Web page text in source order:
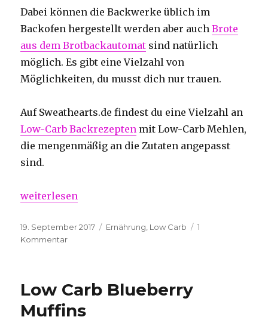
Dabei können die Backwerke üblich im
Backofen hergestellt werden aber auchBrote
aus dem Brotbackautomat sind natürlich
möglich. Es gibt eine Vielzahl von
Möglichkeiten, du musst dich nur trauen.
Auf Sweathearts.de findest du eine Vielzahl an
Low-Carb Backrezepten mit Low-Carb Mehlen,
die mengenmäßig an die Zutaten angepasst
sind.
„Backen ohne Mehl: Naschkatzen sind gerettet!“
weiterlesen
Veröffentlicht
am
19. September 2017 Kategorien
Ernährung Low Carb
1
Kommentarzu
Naschkatzen
gerettet!
Low Carb Blueberry
Muffins